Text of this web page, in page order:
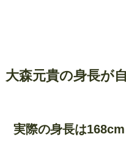
大森元貴の身長が
実際の身長は168cm